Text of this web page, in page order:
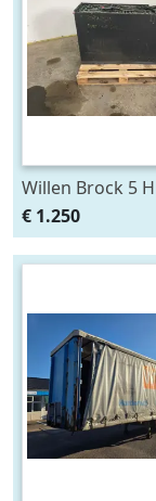
Willen Brock 5
- 28 V Willen
HPZS 775
elektrische
€ 1.250